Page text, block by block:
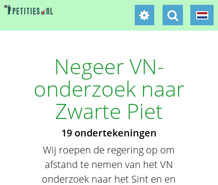
Negeer VN-
onderzoek naar
Zwarte Piet
19 ondertekeningen
Wij roepen de regering op om
afstand te nemen van het VN
onderzoek naar het Sint en en